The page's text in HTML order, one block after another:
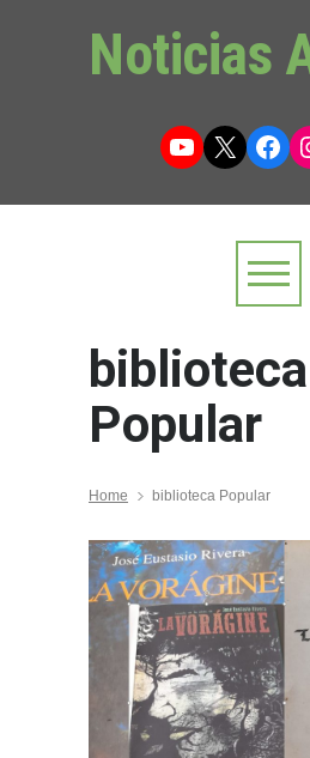
Noticias
YouTube
X
biblioteca
Popular
Home biblioteca Popular